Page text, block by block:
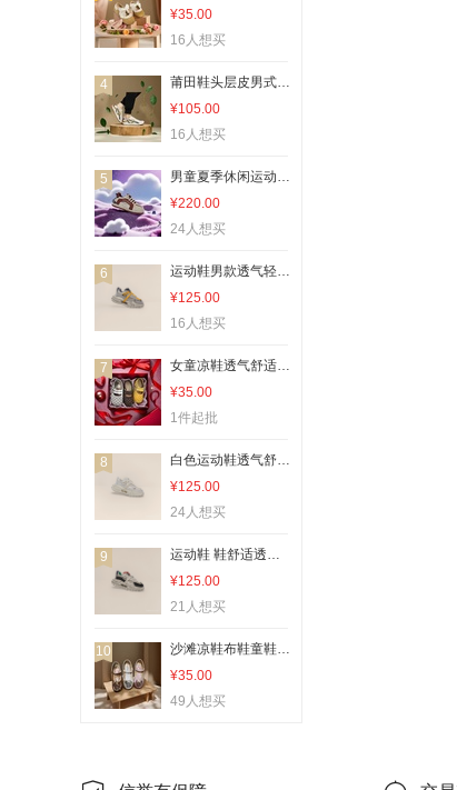
¥35.00
16人想买
4
莆田鞋头层皮男式夏季休闲板鞋橡胶鞋底百搭透气舒适
¥105.00
16人想买
5
男童夏季休闲运动鞋男鞋透气舒适轻便防滑
¥220.00
24人想买
6
运动鞋男款透气轻便跑步鞋日常穿搭鞋子
¥125.00
16人想买
7
女童凉鞋透气舒适防滑软底
¥35.00
1件起批
8
白色运动鞋透气舒适防滑耐磨男士女士通用
¥125.00
24人想买
9
运动鞋 鞋舒适透气轻便跑步鞋防滑耐磨男款女款
¥125.00
21人想买
10
沙滩凉鞋布鞋童鞋透气舒适防滑
¥35.00
49人想买